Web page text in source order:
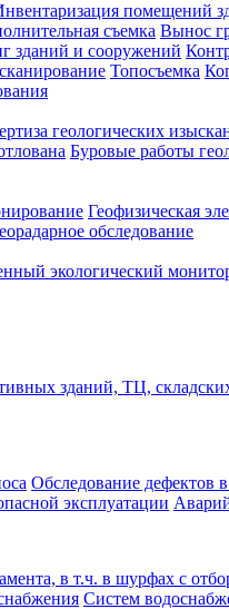
помещений
съемка Вынос
зданий и сооружений
Топосъемка
геологических
Буровые работы
Геофизическая
обследование
экологический
зданий, ТЦ,
Обследование дефектов
эксплуатации
в т.ч. в шурфах с
Систем